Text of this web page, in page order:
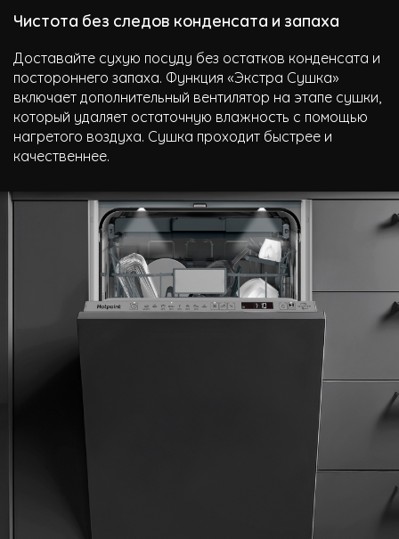
Чистота без следов конденсата и запаха
Доставайте сухую посуду без остатков конденсата и
постороннего запаха. Функция «Экстра Сушка»
включает дополнительный вентилятор на этапе сушки,
который удаляет остаточную влажность с помощью
нагретого воздуха. Сушка проходит быстрее и
качественнее.